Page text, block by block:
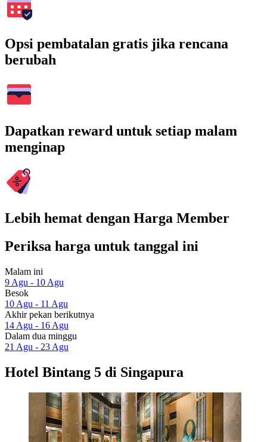
Opsi pembatalan gratis jika rencana
berubah
Dapatkan reward untuk setiap malam
menginap
Lebih hemat dengan Harga Member
Periksa harga untuk tanggal ini
Malam ini
9 Agu - 10 Agu
Besok
10 Agu - 11 Agu
Akhir pekan berikutnya
14 Agu - 16 Agu
Dalam dua minggu
21 Agu - 23 Agu
Hotel Bintang 5 di Singapura